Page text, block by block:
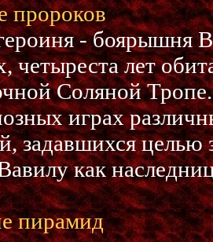
пророков
- боярышня
четыреста лет
Соляной
играх
задавшихся целью
как
пирамид